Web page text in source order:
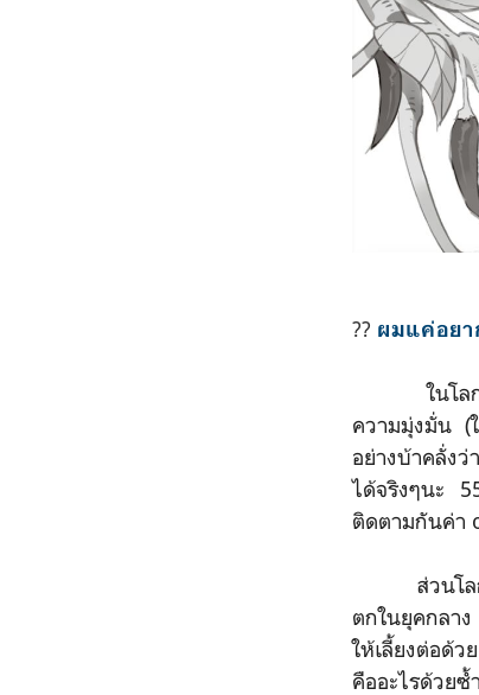
?‍? ผมแค่อยา
ในโลกแห่ง
ความมุ่งมั่น (
อย่างบ้าคลั่ง
ได้จริงๆนะ
ติดตามกันค่า
ส่วนโลกเส
ตกในยุคกลา
ให้เลี้ยงต่อด้
คืออะไรด้วย